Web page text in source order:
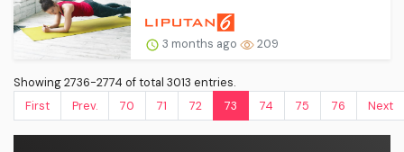
3 months ago 209
Showing 2736-2774 of total 3013 entries.
First
Prev. 70 71 72 73 74 75 76 Next